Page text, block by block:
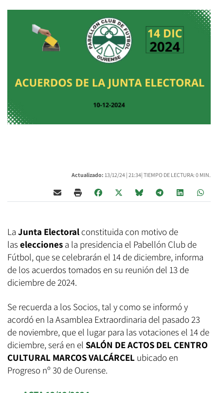
Actualizado: 13/12/24 | 21:34| TIEMPO DE LECTURA: 0 MIN.
La Junta Electoral constituida con motivo de
las elecciones a la presidencia el Pabellón Club de
Fútbol, que se celebrarán el 14 de diciembre, informa
de los acuerdos tomados en su reunión del 13 de
diciembre de 2024.
Se recuerda a los Socios, tal y como se informó y
acordó en la Asamblea Extraordinaria del pasado 23
de noviembre, que el lugar para las votaciones el 14 de
diciembre, será en el SALÓN DE ACTOS DEL CENTRO
CULTURAL MARCOS VALCÁRCEL ubicado en
Progreso nº 30 de Ourense.